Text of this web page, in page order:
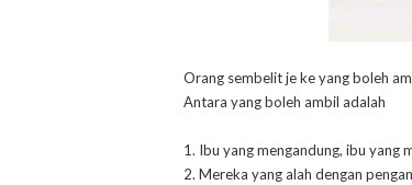
Orang sembelit je ke yang boleh
Antara yang boleh ambil adalah
1. Ibu yang mengandung, ibu yang
2. Mereka yang alah dengan